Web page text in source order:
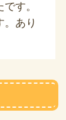
す。
。あり